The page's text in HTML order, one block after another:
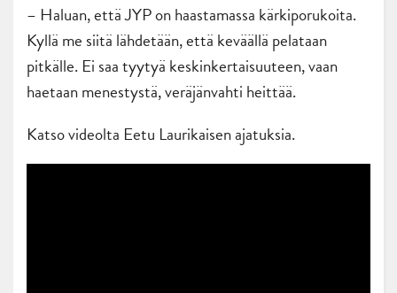
– Haluan, että JYP on haastamassa kärkiporukoita.
Kyllä me siitä lähdetään, että keväällä pelataan
pitkälle. Ei saa tyytyä keskinkertaisuuteen, vaan
haetaan menestystä, veräjänvahti heittää.
Katso videolta Eetu Laurikaisen ajatuksia.